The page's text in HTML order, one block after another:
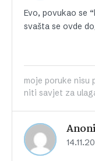
Evo, povukao se
svašta se ovde
moje poruke nisu
niti savjet za